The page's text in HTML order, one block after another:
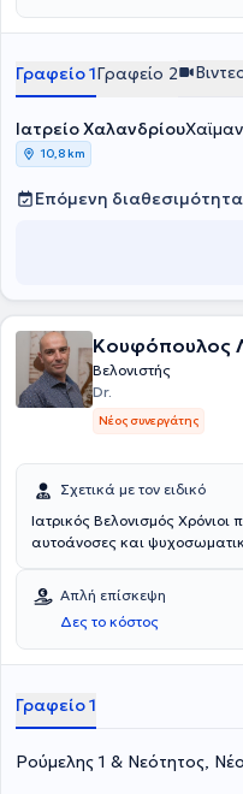
Βασίλειο. Διαθέτει κλινική
Ευαγγελισμός». Είναι ενεργό
επιστημονικών εταιρειών,
Αλγολογίας, η Ελληνική
Association for the Study of
Acupuncture Society, η
στο Μητρώο Ιατρών Κύπρου.
Γραφείο 1Γραφείο 2
Ιατρείο Χαλανδρίου
10,8 km
Επόμενη διαθεσιμότητα
Κουφόπουλος
Βελονιστής
Dr.
Νέος συνεργάτης
Σχετικά με τον ειδικό
Ιατρικός Βελονισμός
αυτοάνοσες και
Απλή επίσκεψη
Δες το κόστος
Γραφείο 1
Ρούμελης 1 & Νεότητος,